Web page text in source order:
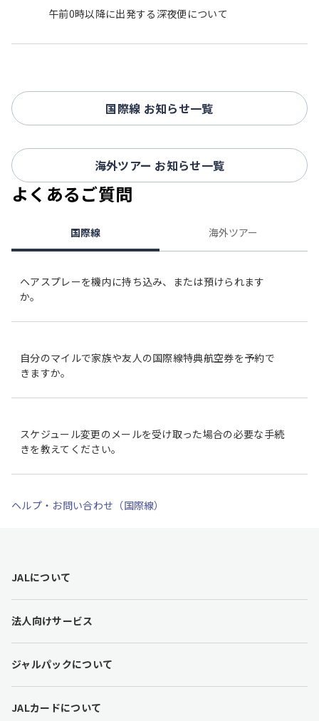
午前0時以降に出発する深夜便について
国際線 お知らせ一覧
海外ツアー お知らせ一覧
よくあるご質問
国際線 海外ツアー
ヘアスプレーを機内に持ち込み、または預けられます
か。
自分のマイルで家族や友人の国際線特典航空券を予約で
きますか。
スケジュール変更のメールを受け取った場合の必要な手続
きを教えてください。
ヘルプ・お問い合わせ（国際線）
o
e
i
n
s
JALについて
法人向けサービス
ジャルパックについて
JALカードについて